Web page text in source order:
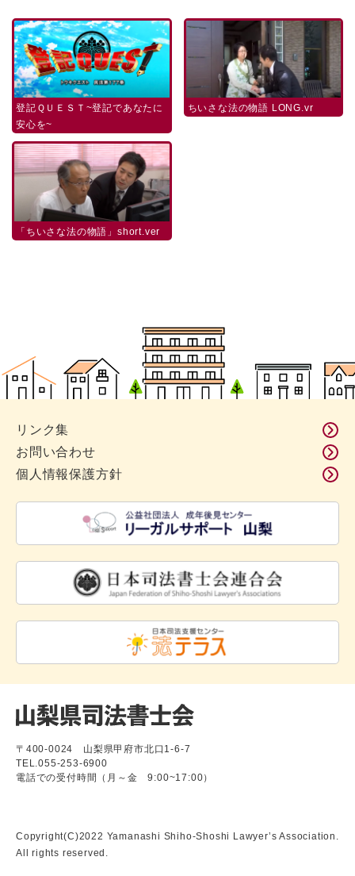
登記ＱＵＥＳＴ~登記であなたに
安心を~
ちいさな法の物語 LONG.vr
「ちいさな法の物語」short.ver
〒400-0024 山梨県甲府市北口1-6-7
TEL.055-253-6900
電話での受付時間（月～金 9:00~17:00）
リンク集
お問い合わせ
個人情報保護方針
Copyright(C)2022 Yamanashi Shiho-Shoshi Lawyer’s Association.
All rights reserved.